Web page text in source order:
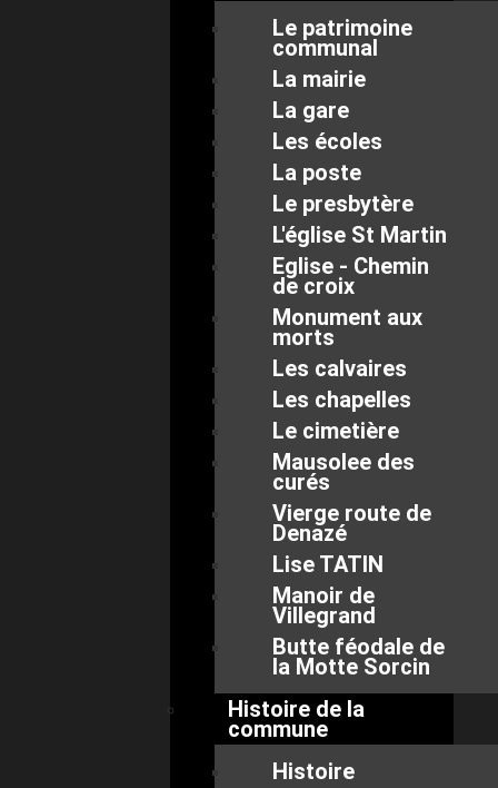
Le patrimoine
communal
La mairie
La gare
Les écoles
La poste
Le presbytère
L'église St Martin
Eglise - Chemin
de croix
Monument aux
morts
Les calvaires
Les chapelles
Le cimetière
Mausolee des
curés
Vierge route de
Denazé
Lise TATIN
Manoir de
Villegrand
Butte féodale de
la Motte Sorcin
Histoire de la
commune
Histoire